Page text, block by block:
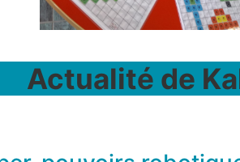
Actualité de